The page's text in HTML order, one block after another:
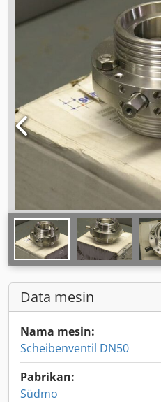
Data mesin
Nama mesin:
Scheibenventil DN50
Pabrikan:
Südmo